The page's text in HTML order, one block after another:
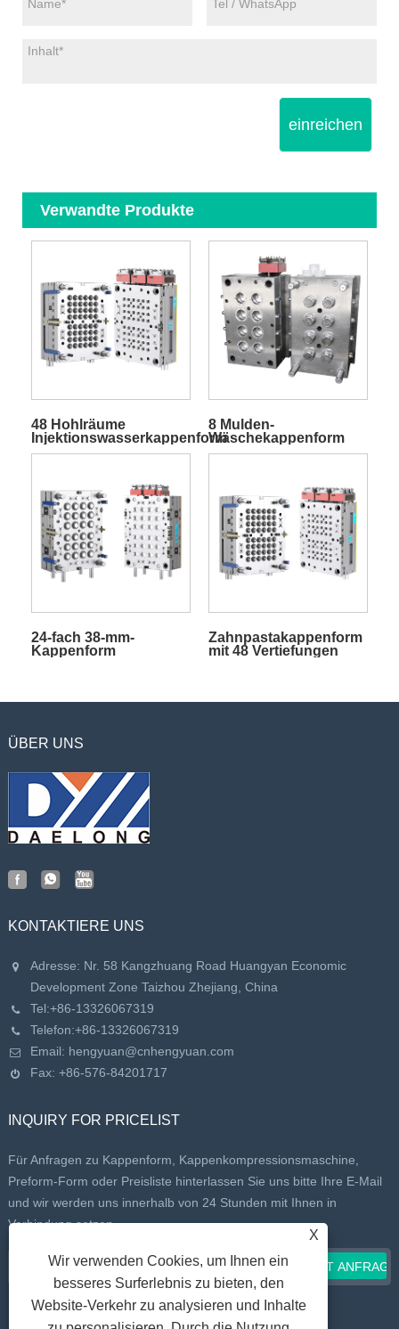
einreichen
Verwandte Produkte
48 Hohlräume
Injektionswasserkappenform
8 Mulden-
Wäschekappenform
mit Heißkanal
24-fach 38-mm-
Kappenform
Zahnpastakappenform
mit 48 Vertiefungen
ÜBER UNS
KONTAKTIERE UNS
Adresse: Nr. 58 Kangzhuang Road Huangyan Economic
Development Zone Taizhou Zhejiang, China
Tel:+86-13326067319
Telefon:+86-13326067319
Email: hengyuan@cnhengyuan.com
Fax: +86-576-84201717
INQUIRY FOR PRICELIST
Für Anfragen zu Kappenform, Kappenkompressionsmaschine,
Preform-Form oder Preisliste hinterlassen Sie uns bitte Ihre E-Mail
und wir werden uns innerhalb von 24 Stunden mit Ihnen in
Verbindung setzen.
X
Wir verwenden Cookies, um Ihnen ein
besseres Surferlebnis zu bieten, den
Website-Verkehr zu analysieren und Inhalte